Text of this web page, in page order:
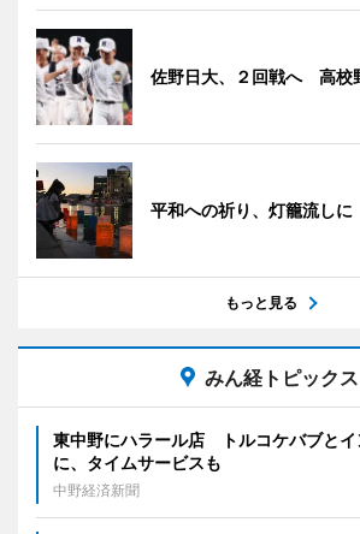
佐野日大、２回戦へ 高校
平和への祈り、灯籠流しに
もっと見る
みん経トピックス
東中野にハラール店 トルコケバブとイ
に、タイムサービスも
中野経済新聞